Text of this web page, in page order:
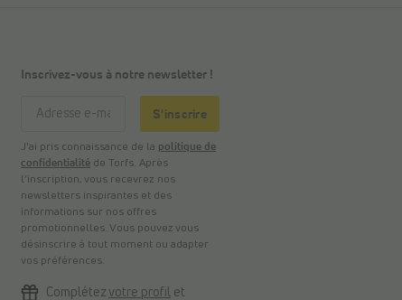
Inscrivez-vous à notre newsletter !
S'inscrire
J’ai pris connaissance de la politique de
confidentialité de Torfs. Après
l’inscription, vous recevrez nos
newsletters inspirantes et des
informations sur nos offres
promotionnelles. Vous pouvez vous
désinscrire à tout moment ou adapter
vos préférences.
Complétez votre profil et